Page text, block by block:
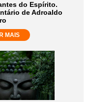
do Espírito.
de Adroaldo
MAIS